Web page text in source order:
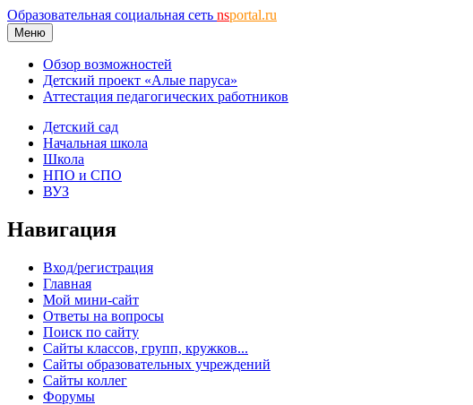
Образовательная социальная сеть nsportal.ru
Меню
Обзор возможностей
Детский проект «Алые паруса»
Аттестация педагогических работников
Детский сад
Начальная школа
Школа
НПО и СПО
ВУЗ
Навигация
Вход/регистрация
Главная
Мой мини-сайт
Ответы на вопросы
Поиск по сайту
Сайты классов, групп, кружков...
Сайты образовательных учреждений
Сайты коллег
Форумы